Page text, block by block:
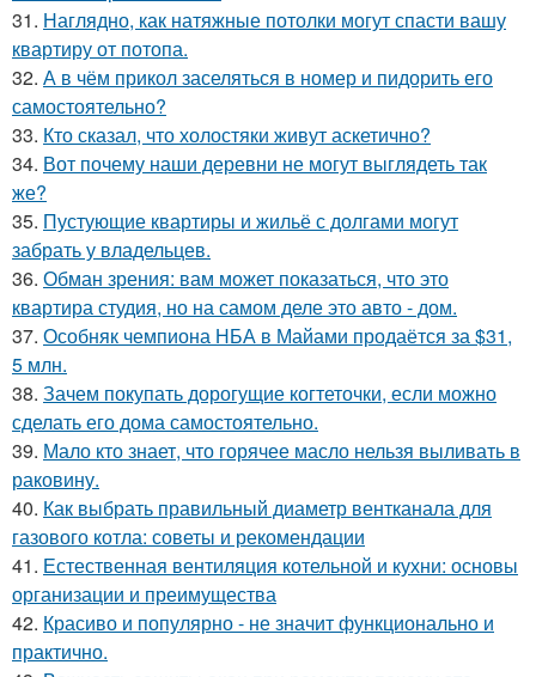
31. Наглядно, как натяжные потолки могут спасти вашу
квартиру от потопа.
32. А в чём прикол заселяться в номер и пидорить его
самостоятельно?
33. Кто сказал, что холостяки живут аскетично?
34. Вот почему наши деревни не могут выглядеть так
же?
35. Пустующие квартиры и жильё с долгами могут
забрать у владельцев.
36. Обман зрения: вам может показаться, что это
квартира студия, но на самом деле это авто - дом.
37. Особняк чемпиона НБА в Майами продаётся за $31,
5 млн.
38. Зачем покупать дорогущие когтеточки, если можно
сделать его дома самостоятельно.
39. Мало кто знает, что горячее масло нельзя выливать в
раковину.
40. Как выбрать правильный диаметр вентканала для
газового котла: советы и рекомендации
41. Естественная вентиляция котельной и кухни: основы
организации и преимущества
42. Красиво и популярно - не значит функционально и
практично.